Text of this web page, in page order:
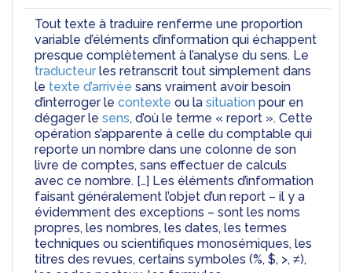
Tout texte à traduire renferme une proportion
variable d’éléments d’information qui échappent
traducteur les retranscrit tout simplement dans
le texte d’arrivée sans vraiment avoir besoin
d’interroger le contexte ou la situation pour en
dégager le sens, d’où le terme « report ». Cette
opération s’apparente à celle du comptable qui
reporte un nombre dans une colonne de son
livre de comptes, sans effectuer de calculs
avec ce nombre. […] Les éléments d’information
faisant généralement l’objet d’un report – il y a
évidemment des exceptions – sont les noms
propres, les nombres, les dates, les termes
techniques ou scientifiques monosémiques, les
titres des revues, certains symboles (%, $, >, ≠),